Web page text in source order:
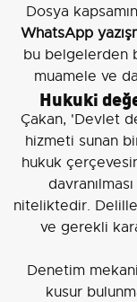
Dosya
WhatsApp
bu belgelerden
muamele ve
Hukuki
Çakan, 'Devlet
hizmeti sunan
hukuk
niteliktedir.
ve gerekli
Denetim
kusur